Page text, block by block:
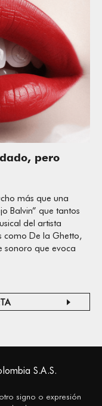
pero
más que una
Balvin” que tantos
del artista
como De la Ghetto,
sonoro que evoca
S.A.S.
signo o expresión